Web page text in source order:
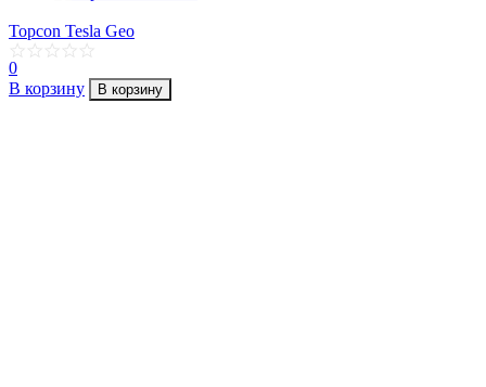
Topcon Tesla Geo
0
В корзину
В корзину